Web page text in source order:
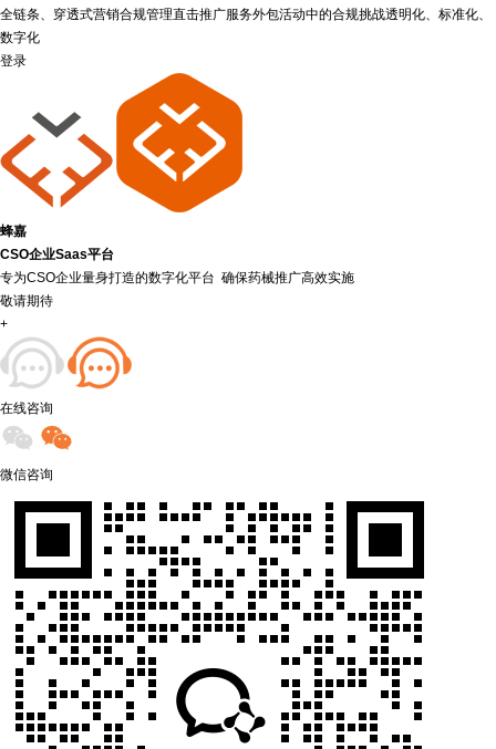
全链条、穿透式营销合规管理直击推广服务外包活动中的合规挑战透明化、标准化、
数字化
登录
蜂嘉
CSO企业Saas平台
专为CSO企业量身打造的数字化平台 确保药械推广高效实施
敬请期待
+
在线咨询
微信咨询